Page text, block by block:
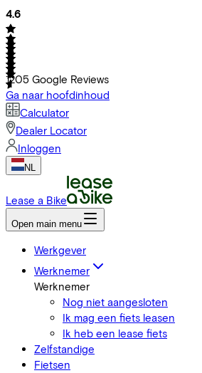
4.6
1205 Google Reviews
Ga naar hoofdinhoud
Calculator
Dealer Locator
Inloggen
NL
Lease a Bike
Open main menu
Werkgever
Werknemer
Werknemer
Nog niet aangesloten
Ik mag een fiets leasen
Ik heb een lease fiets
Zelfstandige
Fietsen